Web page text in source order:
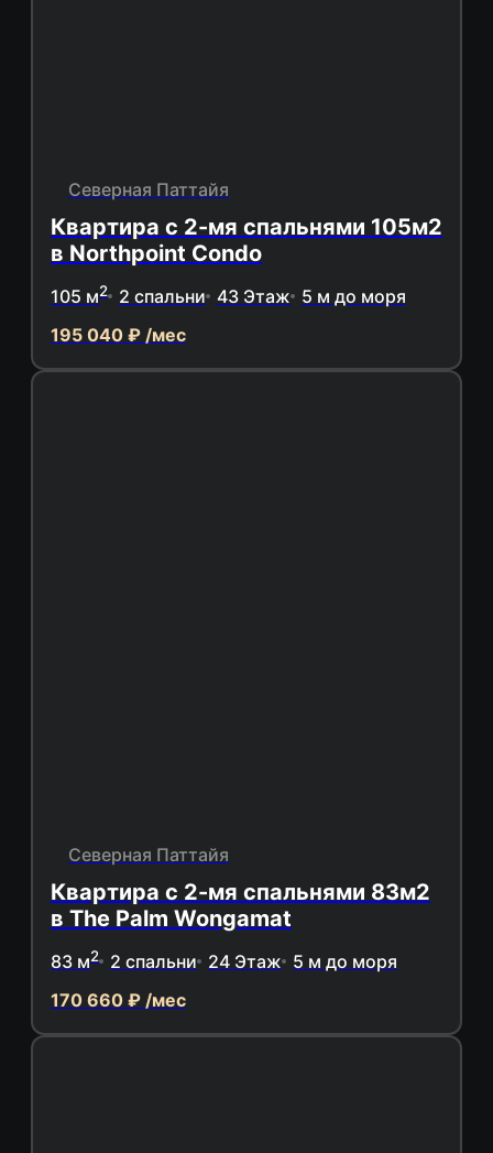
Северная Паттайя
Квартира с 2-мя спальнями 105м2
в Northpoint Condo
105 м2 2 спальни 43 Этаж 5 м до моря
195 040 ₽ /мес
Северная Паттайя
Квартира с 2-мя спальнями 83м2
в The Palm Wongamat
83 м2 2 спальни 24 Этаж 5 м до моря
170 660 ₽ /мес